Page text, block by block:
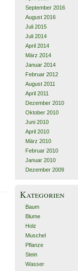
September 2016
August 2016
Juli 2015
Juli 2014
April 2014
März 2014
Januar 2014
Februar 2012
August 2011
April 2011
Dezember 2010
Oktober 2010
Juni 2010
April 2010
März 2010
Februar 2010
Januar 2010
Dezember 2009
Kategorien
Baum
Blume
Holz
Muschel
Pflanze
Stein
Wasser